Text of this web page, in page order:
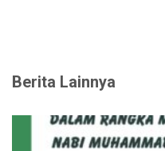
Berita Lainnya